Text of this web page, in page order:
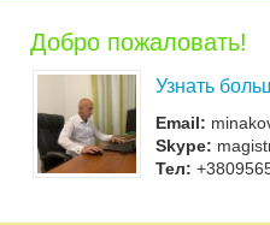
Добро пожаловать!
Узнать
Email:
Skype:
Тел: